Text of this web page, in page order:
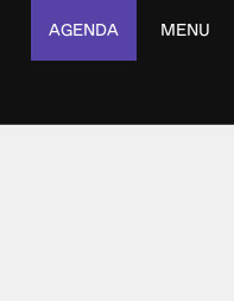
AGENDA MENU